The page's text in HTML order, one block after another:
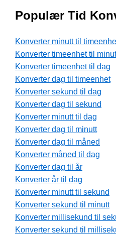
Populær Tid
Konverter minutt til
Konverter timeenhet til
Konverter timeenhet til dag
Konverter dag til timeenhet
Konverter sekund til dag
Konverter dag til sekund
Konverter minutt til dag
Konverter dag til minutt
Konverter dag til måned
Konverter måned til dag
Konverter dag til år
Konverter år til dag
Konverter minutt til sekund
Konverter sekund til minutt
Konverter millisekund til
Konverter sekund til